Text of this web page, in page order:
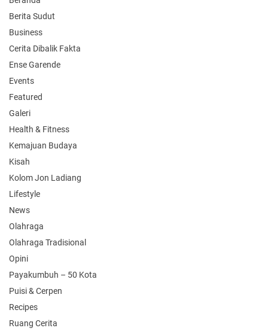
Berita Sudut
Business
Cerita Dibalik Fakta
Ense Garende
Events
Featured
Galeri
Health & Fitness
Kemajuan Budaya
Kisah
Kolom Jon Ladiang
Lifestyle
News
Olahraga
Olahraga Tradisional
Opini
Payakumbuh – 50 Kota
Puisi & Cerpen
Recipes
Ruang Cerita